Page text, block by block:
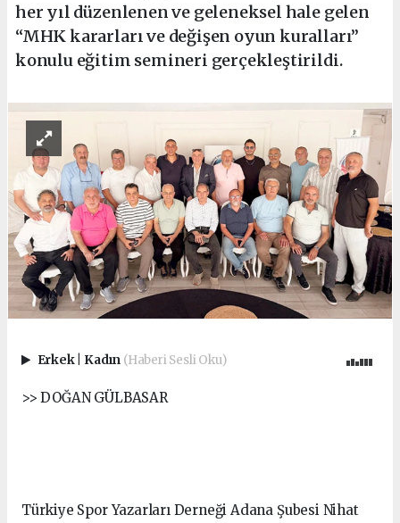
her yıl düzenlenen ve geleneksel hale gelen
“MHK kararları ve değişen oyun kuralları”
konulu eğitim semineri gerçekleştirildi.
Erkek Kadın (Haberi Sesli Oku)
>> DOĞAN GÜLBASAR
Türkiye Spor Yazarları Derneği Adana Şubesi Nihat